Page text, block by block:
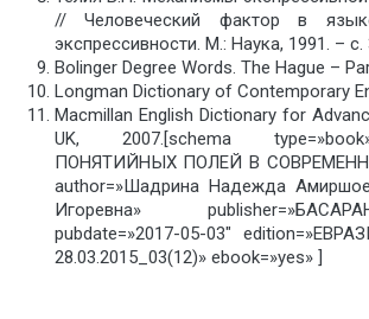
// Человеческий фактор в
экспрессивности. М.: Наука, 1991. – с.
Bolinger Degree Words. The Hague –
Longman Dictionary of Contemporary
Macmillan English Dictionary for
UK, 2007.[schema
ПОНЯТИЙНЫХ ПОЛЕЙ В
author=»Шадрина Надежда
Игоревна»
pubdate=»2017-05-03″
28.03.2015_03(12)» ebook=»yes» ]